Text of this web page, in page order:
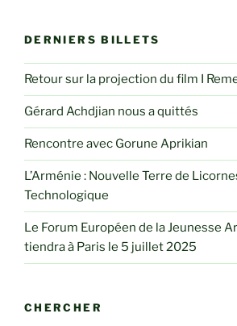
DERNIERS BILLETS
Retour sur la projection du film I
Gérard Achdjian nous a quittés
Rencontre avec Gorune Aprikian
L’Arménie : Nouvelle Terre de
Technologique
Le Forum Européen de la Jeunesse
tiendra à Paris le 5 juillet 2025
CHERCHER